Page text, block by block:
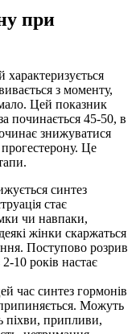
при
характеризується
з моменту,
Цей показник
починається 45-50, в
знижуватися
прогестерону. Це
синтез
стає
чи навпаки,
жінки скаржаться
Поступово розрив
10 років настає
час синтез гормонів
Можуть
піхви, припливи,